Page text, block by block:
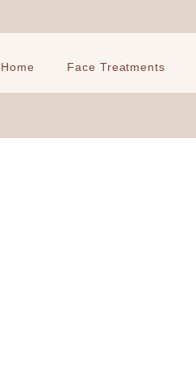
Home Face Treatments